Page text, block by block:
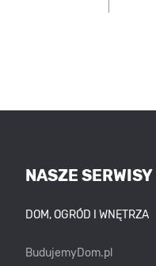
NASZE SERWISY
DOM, OGRÓD I WNĘTRZA
BudujemyDom.pl